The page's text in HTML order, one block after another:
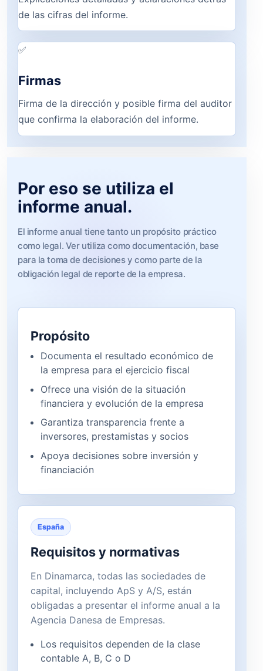
de las cifras del informe.
✅
Firmas
Firma de la dirección y posible firma del auditor
que confirma la elaboración del informe.
Por eso se utiliza el
informe anual.
El informe anual tiene tanto un propósito práctico
como legal. Ver utiliza como documentación, base
para la toma de decisiones y como parte de la
obligación legal de reporte de la empresa.
Propósito
Documenta el resultado económico de
la empresa para el ejercicio fiscal
Ofrece una visión de la situación
financiera y evolución de la empresa
Garantiza transparencia frente a
inversores, prestamistas y socios
Apoya decisiones sobre inversión y
financiación
España
Requisitos y normativas
En Dinamarca, todas las sociedades de
capital, incluyendo ApS y A/S, están
obligadas a presentar el informe anual a la
Agencia Danesa de Empresas.
Los requisitos dependen de la clase
contable A, B, C o D